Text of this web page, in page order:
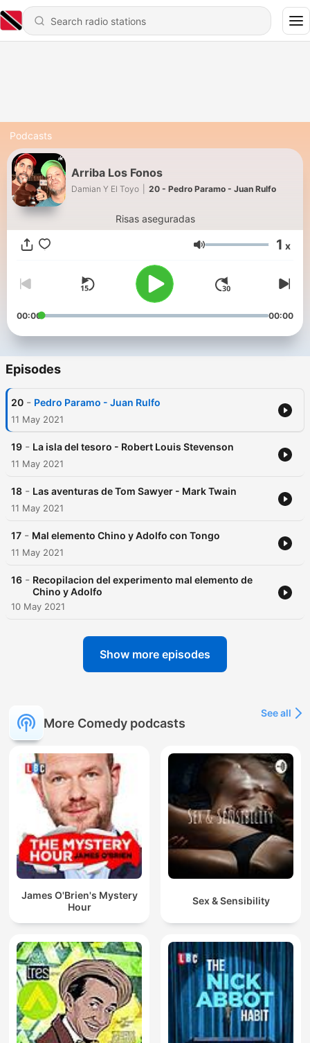
Podcasts
Arriba Los Fonos
Damian Y El Toyo 20 - Pedro Paramo - Juan Rulfo
Risas aseguradas
Volume 1 x
00:00 00:00
Episodes
20 - Pedro Paramo - Juan Rulfo
11 May 2021
19 - La isla del tesoro - Robert Louis Stevenson
11 May 2021
18 - Las aventuras de Tom Sawyer - Mark Twain
11 May 2021
17 - Mal elemento Chino y Adolfo con Tongo
11 May 2021
16 - Recopilacion del experimento mal elemento de
Chino y Adolfo
10 May 2021
Show more episodes
More Comedy podcasts
See all
James O'Brien's Mystery
Hour
Sex & Sensibility